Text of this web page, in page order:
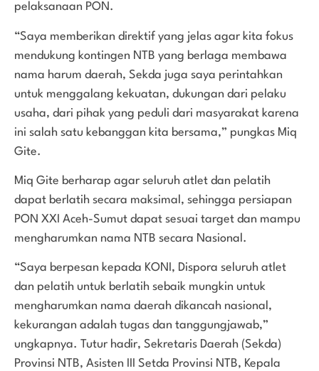
pelaksanaan PON.
“Saya memberikan direktif yang jelas agar kita fokus
mendukung kontingen NTB yang berlaga membawa
nama harum daerah, Sekda juga saya perintahkan
untuk menggalang kekuatan, dukungan dari pelaku
usaha, dari pihak yang peduli dari masyarakat karena
ini salah satu kebanggan kita bersama,” pungkas Miq
Gite.
Miq Gite berharap agar seluruh atlet dan pelatih
dapat berlatih secara maksimal, sehingga persiapan
PON XXI Aceh-Sumut dapat sesuai target dan mampu
mengharumkan nama NTB secara Nasional.
“Saya berpesan kepada KONI, Dispora seluruh atlet
dan pelatih untuk berlatih sebaik mungkin untuk
mengharumkan nama daerah dikancah nasional,
kekurangan adalah tugas dan tanggungjawab,”
ungkapnya. Tutur hadir, Sekretaris Daerah (Sekda)
Provinsi NTB, Asisten III Setda Provinsi NTB, Kepala